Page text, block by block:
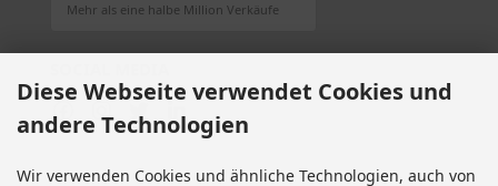
Mehr als eine halbe Million Verkäufe
Diese Webseite verwendet Cookies und
andere Technologien
Wir verwenden Cookies und ähnliche Technologien, auch von